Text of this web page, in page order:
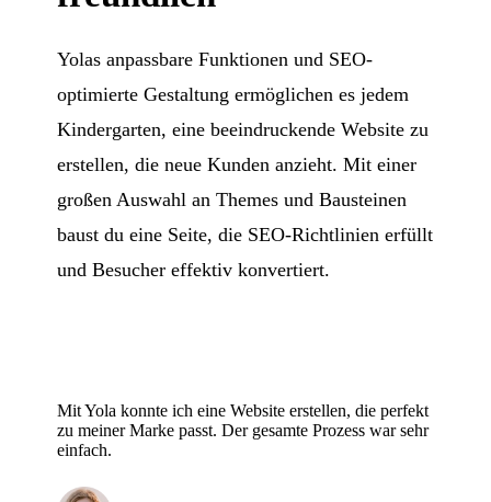
Yolas anpassbare Funktionen und SEO-
optimierte Gestaltung ermöglichen es jedem
Kindergarten, eine beeindruckende Website zu
erstellen, die neue Kunden anzieht. Mit einer
großen Auswahl an Themes und Bausteinen
baust du eine Seite, die SEO-Richtlinien erfüllt
und Besucher effektiv konvertiert.
Mit Yola konnte ich eine Website erstellen, die perfekt
zu meiner Marke passt. Der gesamte Prozess war sehr
einfach.